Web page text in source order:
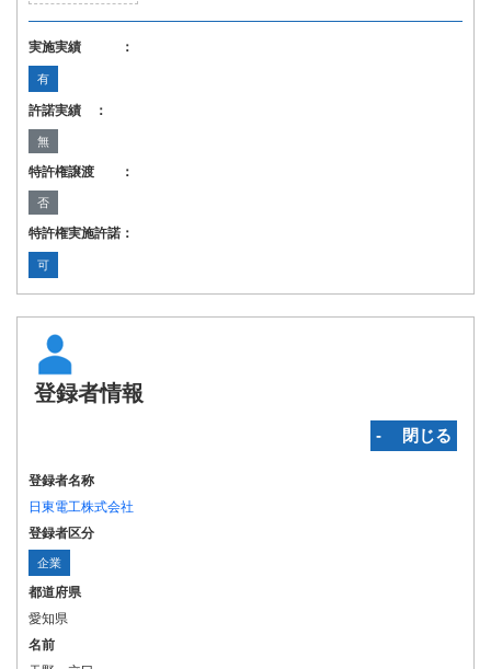
実施実績 ：
有
許諾実績 ：
無
特許権譲渡 ：
否
特許権実施許諾：
可
登録者情報
‐ 閉じる
登録者名称
日東電工株式会社
登録者区分
企業
都道府県
愛知県
名前